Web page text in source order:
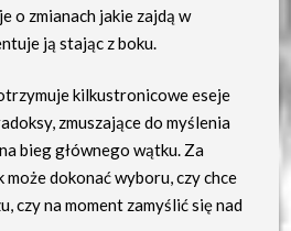
o zmianach jakie zajdą w
ją stając z boku.
kilkustronicowe eseje
zmuszające do myślenia
bieg głównego wątku. Za
może dokonać wyboru, czy chce
czy na moment zamyślić się nad